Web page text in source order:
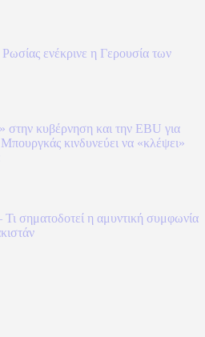
ενέκρινε η Γερουσία των
κυβέρνηση και την EBU για
κινδυνεύει να «κλέψει»
σηματοδοτεί η αμυντική συμφωνία